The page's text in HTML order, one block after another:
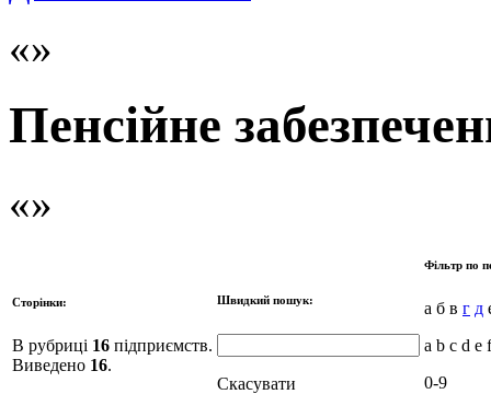
Пенсійне
Сторінки:
В рубриці 16 підприємств.
Виведено 16.
Швидкий пошук:
Скасувати
Фільтр по
а б в г д
a b c d e
0-9